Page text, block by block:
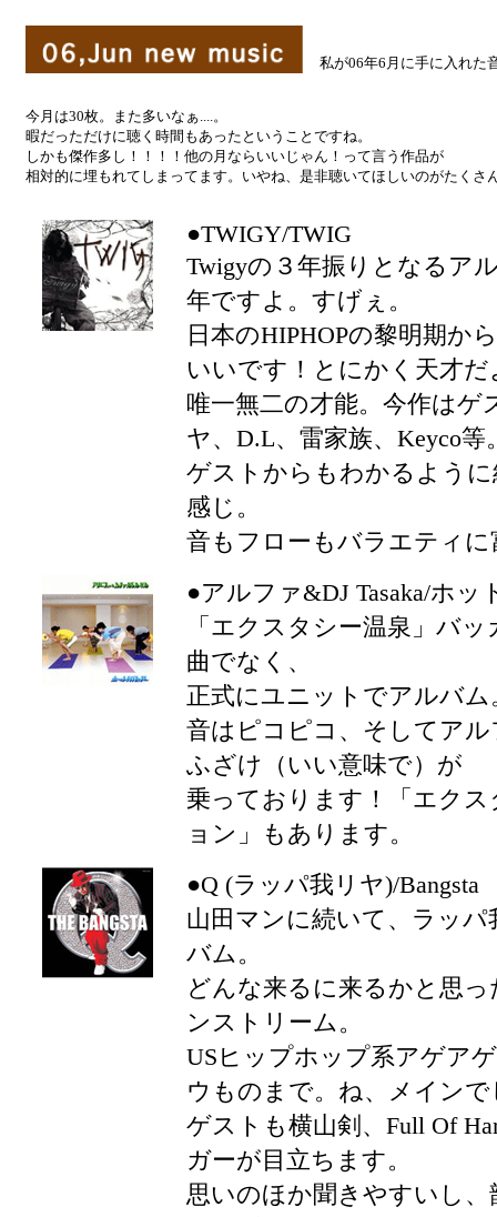
私が06年6月に手に入れた
今月は30枚。また多いなぁ....。
暇だっただけに聴く時間もあったということですね。
しかも傑作多し！！！！他の月ならいいじゃん！って言う作品が
相対的に埋もれてしまってます。いやね、是非聴いてほしいのがたくさ
●TWIGY/TWIG
Twigyの３年振りとなるア
年ですよ。すげぇ。
日本のHIPHOPの黎明期か
いいです！とにかく天才だ
唯一無二の才能。今作はゲ
ヤ、D.L、雷家族、Keyco等
ゲストからもわかるよう
感じ。
音もフローもバラエティ
●アルファ&DJ Tasaka/ホッ
「エクスタシー温泉」バ
曲でなく、
正式にユニットでアルバム
音はピコピコ、そしてア
ふざけ（いい意味で）が
乗っております！「エクス
ョン」もあります。
●Q (ラッパ我リヤ)/Bangsta
山田マンに続いて、ラッ
バム。
どんな来るに来るかと思
ンストリーム。
USヒップホップ系アゲア
ウものまで。ね、メインで
ゲストも横山剣、Full Of
ガーが目立ちます。
思いのほか聞きやすいし